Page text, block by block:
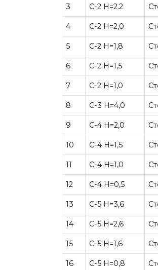
3 C-2 H=2.2
4 C-2 H=2,0
5 C-2 H=1,8
6 C-2 H=1,5
7 C-2 H=1,0
8 C-3 H=4,0
9 C-4 H=2,0
10 C-4 H=1,5
11 C-4 H=1,0
12 C-4 H=0,5
13 C-5 H=3,6
14 C-5 H=2,6
15 C-5 H=1,6
16 С-5 Н=0,8